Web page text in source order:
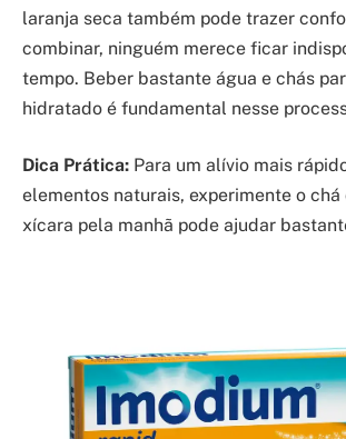
laranja seca também pode trazer
combinar, ninguém merece ficar
tempo. Beber bastante água e chás
hidratado é fundamental nesse
Dica Prática: Para um alívio mais
elementos naturais, experimente o chá
xícara pela manhã pode ajudar